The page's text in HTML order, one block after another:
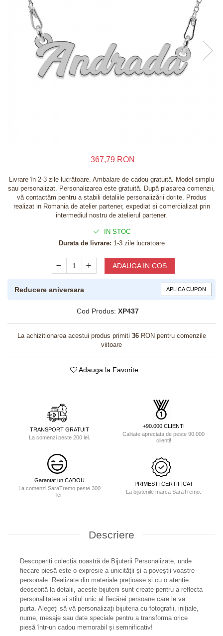
Talismane
Bijuterii din argint placate cu aur 24K
367,79 RON
Livrare în 2-3 zile lucrătoare. Ambalare de cadou gratuită. Model simplu
sau personalizat. Personalizarea este gratuită. După plasarea comenzii,
vă contactăm pentru a stabili detaliile personalizării dorite. Produs
realizat in Romania de atelier partener, expediat si comercializat prin
intermediul nostru de atelierul partener.
IN STOC
Durata de livrare: 1-3 zile lucratoare
ADAUGA IN COS
Reducere aniversara APLICA CUPON
Cod Produs: XP437
La achizitionarea acestui produs primiti 36RON pentru comenzile
viitoare
Adauga la Favorite
TRANSPORT GRATUIT
La comenzi peste 200 lei.
+90.000 CLIENTI
Calitate apreciata de peste 90.000
clienti!
Garantat un CADOU
La comenzi SaraTremo peste 300
lei!
PRIMESTI CERTIFICAT
La bijuteriile marca SaraTremo.
Descriere
Descoperiți colecția noastră de Bijuterii Personalizate, unde
fiecare piesă este o expresie a unicității și a poveștii voastre
personale. Realizate din materiale prețioase și cu o atenție
deosebită la detalii, aceste bijuterii sunt create pentru a reflecta
personalitatea și stilul unic al fiecărei persoane care le va
purta. Alegeți să vă personalizați bijuteria cu fotografii, inițiale,
nume, mesaje sau date speciale pentru a transforma orice
piesă într-un cadou memorabil și semnificativ!